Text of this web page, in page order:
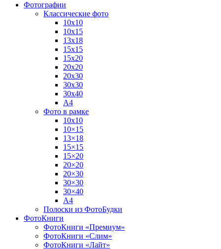
Фотографии
Классические фото
10х10
10х15
13х18
15х15
15х20
20х20
20х30
30х30
30х40
А4
Фото в рамке
10х10
10×15
13×18
15×15
15×20
20×20
20×30
30×30
30×40
A4
Полоски из ФотоБудки
ФотоКниги
ФотоКниги «Премиум»
ФотоКниги «Слим»
ФотоКниги «Лайт»